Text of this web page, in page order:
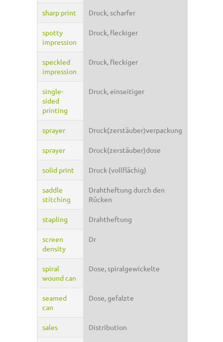
sharp print Druck, scharfer
spotty
impression
Druck, fleckiger
speckled
impression
Druck, fleckiger
single-
sided
printing
Druck, einseitiger
sprayer Druck(zerstäuber)verpackung
sprayer Druck(zerstäuber)dose
solid print Druck (vollflächig)
saddle
stitching
Drahtheftung durch den
Rücken
stapling Drahtheftung
screen
density
Dr
spiral
wound can
Dose, spiralgewickelte
seamed
can
Dose, gefalzte
sales Distribution